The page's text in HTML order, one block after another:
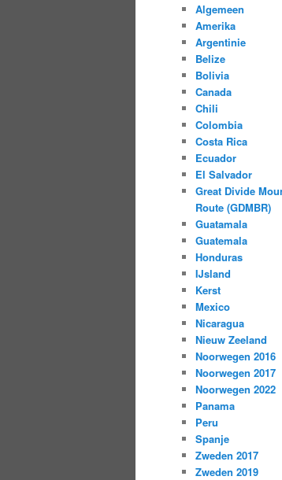
Algemeen
Amerika
Argentinie
Belize
Bolivia
Canada
Chili
Colombia
Costa Rica
Ecuador
El Salvador
Great Divide
Route (GDMBR)
Guatamala
Guatemala
Honduras
IJsland
Kerst
Mexico
Nicaragua
Nieuw Zeeland
Noorwegen 2016
Noorwegen 2017
Noorwegen 2022
Panama
Peru
Spanje
Zweden 2017
Zweden 2019